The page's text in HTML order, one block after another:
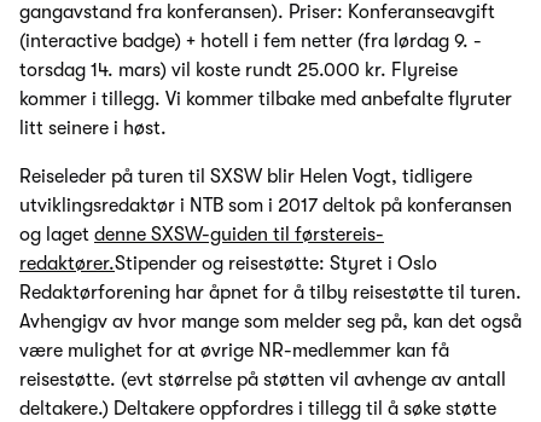
gangavstand fra konferansen). Priser: Konferanseavgift
(interactive badge) + hotell i fem netter (fra lørdag 9. -
torsdag 14. mars) vil koste rundt 25.000 kr. Flyreise
kommer i tillegg. Vi kommer tilbake med anbefalte flyruter
litt seinere i høst.
Reiseleder på turen til SXSW blir Helen Vogt, tidligere
utviklingsredaktør i NTB som i 2017 deltok på konferansen
og laget denne SXSW-guiden til førstereis-
redaktører.Stipender og reisestøtte: Styret i Oslo
Redaktørforening har åpnet for å tilby reisestøtte til turen.
Avhengigv av hvor mange som melder seg på, kan det også
være mulighet for at øvrige NR-medlemmer kan få
reisestøtte. (evt størrelse på støtten vil avhenge av antall
deltakere.) Deltakere oppfordres i tillegg til å søke støtte